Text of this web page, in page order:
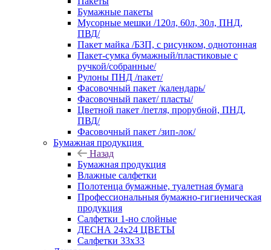
Бумажные пакеты
Мусорные мешки /120л, 60л, 30л, ПНД,
ПВД/
Пакет майка /БЗП, с рисунком, однотонная
Пакет-сумка бумажный/пластиковые с
ручкой/собранные/
Рулоны ПНД /пакет/
Фасовочный пакет /календарь/
Фасовочный пакет/ пласты/
Цветной пакет /петля, прорубной, ПНД,
ПВД/
Фасовочный пакет /зип-лок/
Бумажная продукция
Назад
Бумажная продукция
Влажные салфетки
Полотенца бумажные, туалетная бумага
Профессиональныя бумажно-гигиеническая
продукция
Салфетки 1-но слойные
ДЕСНА 24х24 ЦВЕТЫ
Салфетки 33х33